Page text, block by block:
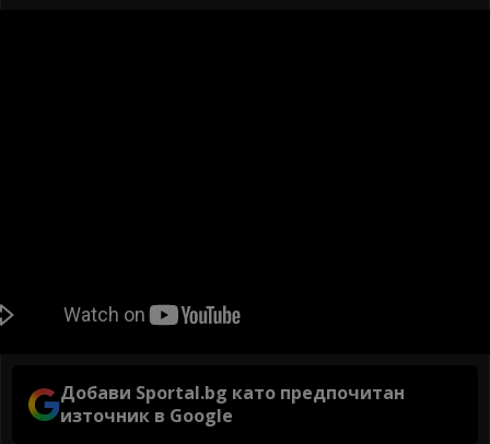
Добави Sportal.bg като предпочитан
източник в Google